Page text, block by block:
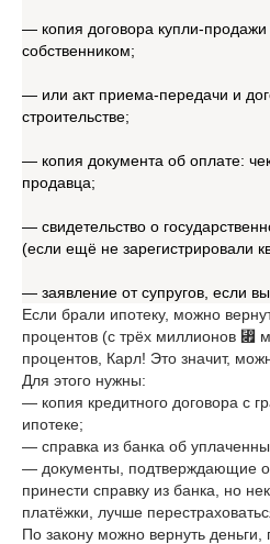
— копия договора купли-
собственником;
— или акт приема-передачи и
строительстве;
— копия документа об оплате:
продавца;
— свидетельство о
(если ещё не зарегистрировали
— заявление от супругов, если
Если брали ипотеку, можно
процентов (с трёх миллионов ⃏
процентов, Карл! Это значит,
Для этого нужны:
— копия кредитного договора с
ипотеке;
— справка из банка об
— документы, подтверждающие
принести справку из банка, но
платёжки, лучше
По закону можно вернуть